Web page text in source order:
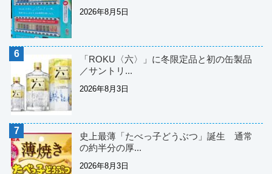
2026年8月5日
「ROKU〈六〉」に冬限定品と初の缶製品
／サントリ...
2026年8月3日
史上最薄「たべっ子どうぶつ」誕生 通常
の約半分の厚...
2026年8月3日